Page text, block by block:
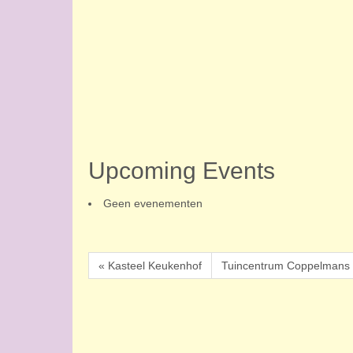
Upcoming Events
Geen evenementen
« Kasteel Keukenhof Tuincentrum Coppelmans